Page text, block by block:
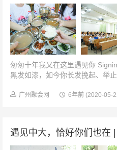
匆匆十年我又在这里遇见你
黑发如漆，如今你长发挽起、举
广州聚会网 6年前 (2020-05-